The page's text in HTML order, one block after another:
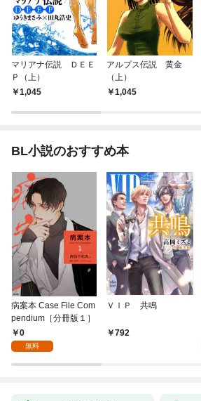
マリアナ伝説 ＤＥＥ
Ｐ（上）
1,045
アルプス伝説 黄金
（上）
1,045
BL小説のおすすめ本
病案本 Case File Com
pendium［分冊版１］
0
無料
ＶＩＰ 共鳴
792